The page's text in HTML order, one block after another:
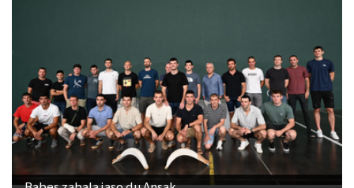
Babes zabala jaso du Ansak